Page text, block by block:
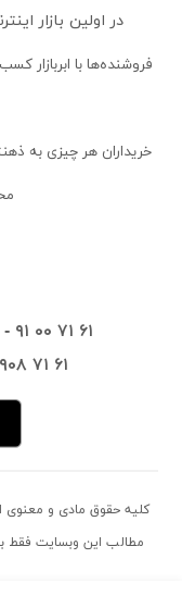
در اولین بازار
فروشنده‌ها با ابربازار
خریداران هر چیزی به
۰۲۱ - ۹۱ ۰۰
۰۹۰۰ -
کلیه حقوق مادی و معنوی
مطالب این وبسایت فقط